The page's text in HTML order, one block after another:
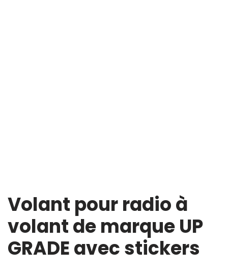
Volant pour radio à
volant de marque UP
GRADE avec stickers